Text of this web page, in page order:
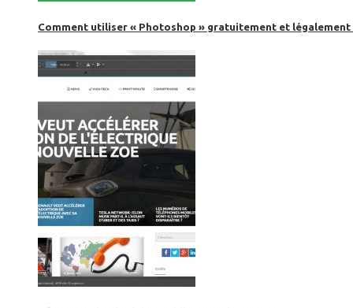
Comment utiliser « Photoshop » gratuitement et légalement